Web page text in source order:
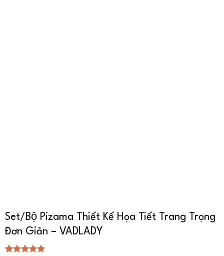
Set/Bộ Pizama Thiết Kế Họa Tiết Trang Trọng
Đơn Giản – VADLADY